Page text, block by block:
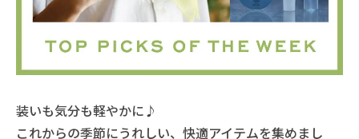
装いも気分も軽やかに♪
これからの季節にうれしい、快適アイテムを集めまし